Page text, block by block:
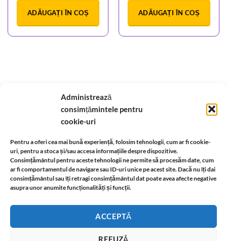
Administrează
consimțămintele pentru
cookie-uri
Pentru a oferi cea mai bună experiență, folosim tehnologii, cum ar fi cookie-
uri, pentru a stoca și/sau accesa informațiile despre dispozitive.
Consimțământul pentru aceste tehnologii ne permite să procesăm date, cum
ar fi comportamentul de navigare sau ID-uri unice pe acest site. Dacă nu îți dai
consimțământul sau îți retragi consimțământul dat poate avea afecte negative
asupra unor anumite funcționalități și funcții.
ACCEPTĂ
REFUZĂ
ADĂUGAȚI ÎN COȘ ADĂUGAȚI ÎN COȘ
confidentialitate-Despre cookie-uri
Identificare firma-Retragere din contract
Informatii legale:
Anticariatul virtual in care gasiti carti din domeniul ezoteric, spiritual, dezoltare
personala si sanatate .